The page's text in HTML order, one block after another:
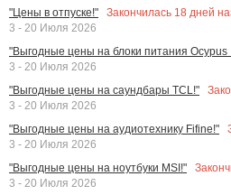
"Цены в отпуске!"
Закончилась 18 дней
3 - 20 Июля 2026
"Выгодные цены на блоки питания Ocypus
3 - 20 Июля 2026
"Выгодные цены на саундбары TCL!"
3 - 20 Июля 2026
"Выгодные цены на аудиотехнику Fifine!"
3 - 20 Июля 2026
"Выгодные цены на ноутбуки MSI!"
3 - 20 Июля 2026